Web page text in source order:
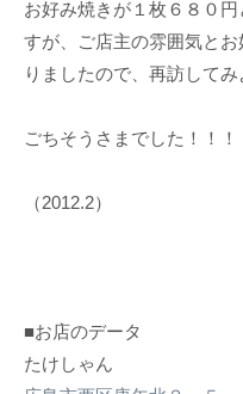
お好み焼きが１枚６８０
すが、ご店主の雰囲気と
りましたので、再訪して
ごちそうさまでした！！！
（2012.2）
■お店のデータ
たけしゃん